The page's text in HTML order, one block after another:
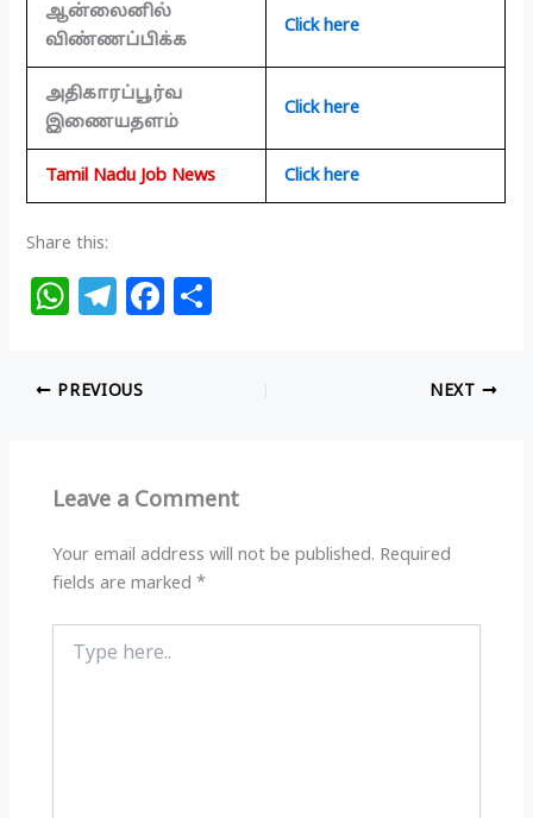
ஆன்லைனில்
விண்ணப்பிக்க
Click here
அதிகாரப்பூர்வ
இணையதளம்
Click here
Tamil Nadu Job News Click here
Share this:
W
at
s
p
T
e
g
m
F
o
k
PREVIOUS NEXT
Leave a Comment
Your email address will not be published. Required
fields are marked*
here..